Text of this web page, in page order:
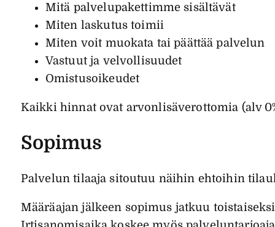
Mitä palvelupakettimme sisältävät
Miten laskutus toimii
Miten voit muokata tai päättää palvelun
Vastuut ja velvollisuudet
Omistusoikeudet
Kaikki hinnat ovat arvonlisäverottomia (alv
Sopimus
Palvelun tilaaja sitoutuu näihin ehtoihin
Määräajan jälkeen sopimus jatkuu